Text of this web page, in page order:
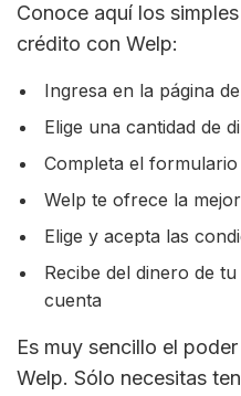
Conoce aquí los
crédito con Welp:
Ingresa en la página
Elige una cantidad de
Completa el formulario
Welp te ofrece la
Elige y acepta las
Recibe del dinero de
cuenta
Es muy sencillo el
Welp. Sólo necesitas